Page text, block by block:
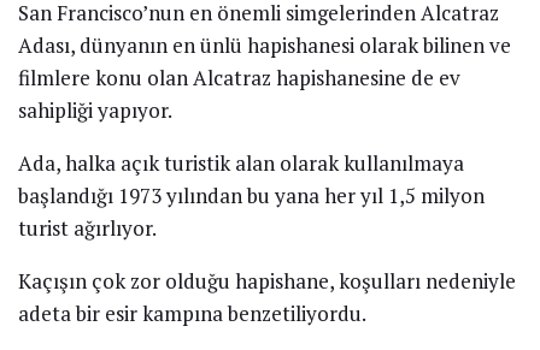
San Francisco’nun en önemli simgelerinden Alcatraz
Adası, dünyanın en ünlü hapishanesi olarak bilinen ve
filmlere konu olan Alcatraz hapishanesine de ev
sahipliği yapıyor.
Ada, halka açık turistik alan olarak kullanılmaya
başlandığı 1973 yılından bu yana her yıl 1,5 milyon
turist ağırlıyor.
Kaçışın çok zor olduğu hapishane, koşulları nedeniyle
adeta bir esir kampına benzetiliyordu.